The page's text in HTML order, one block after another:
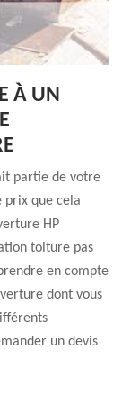
À UN
partie de votre
prix que cela
HP
toiture pas
en compte
dont vous
un devis